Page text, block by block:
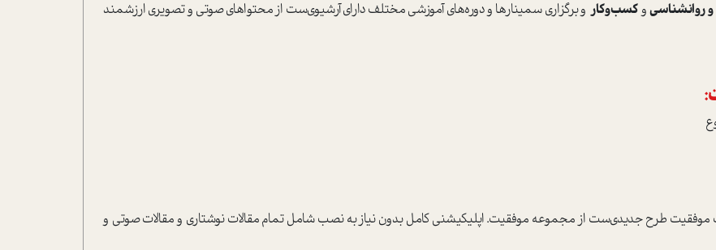
روانشناسیوکسب‌وکارو برگزاری سمینارها و دوره‌های آموزشی مختلف دارای آرشیوی‌ست از محتواهای صوتی و تصویری ارزشمند
موفقیت طرح جدیدی‌ست از مجموعه موفقیت. اپلیکیشنی کامل بدون نیاز به نصب شامل تمام مقالات نوشتاری و مقالات صوتی و